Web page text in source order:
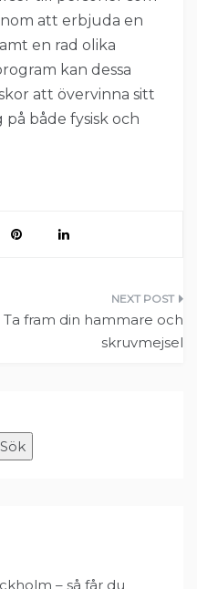
att erbjuda en
en rad olika
kan dessa
att övervinna sitt
både fysisk och
Ta fram din hammare och
skruvmejsel
Sök
– så får du